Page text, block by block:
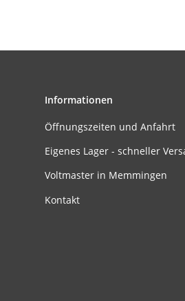
Informationen
Öffnungszeiten und Anfahrt
Eigenes Lager - schneller
Voltmaster in Memmingen
Kontakt